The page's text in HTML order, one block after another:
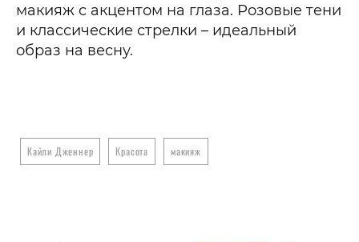
макияж с акцентом на глаза. Розовые тени
и классические стрелки – идеальный
образ на весну.
Кайли Дженнер Красота макияж